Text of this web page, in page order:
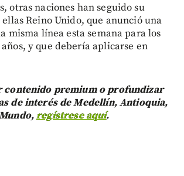
otras naciones han seguido su
Reino Unido, que anunció una
misma línea esta semana para los
y que debería aplicarse en
contenido premium o profundizar
de interés de Medellín, Antioquia,
regístrese aquí.